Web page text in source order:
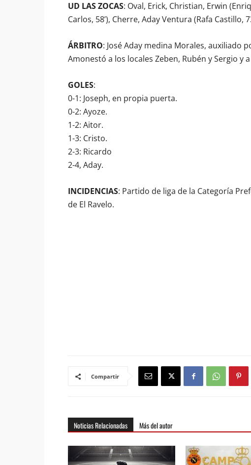
UD LAS ZOCAS: Oval, Erick, Christian, Erwin
Carlos, 58’), Cherre, Aday Ventura (Rafa Castillo,
ÁRBITRO: José Aday medina Morales, auxiliado
Amonestó a los locales Zeben, Rubén y Sergio y
GOLES:
0-1: Joseph, en propia puerta.
0-2: Ayoze.
1-2: Aitor.
1-3: Cristo.
2-3: Ricardo
2-4, Aday.
INCIDENCIAS: Partido de liga de la Categoría
de El Ravelo.
Compartir
Noticias Relacionadas Más del autor